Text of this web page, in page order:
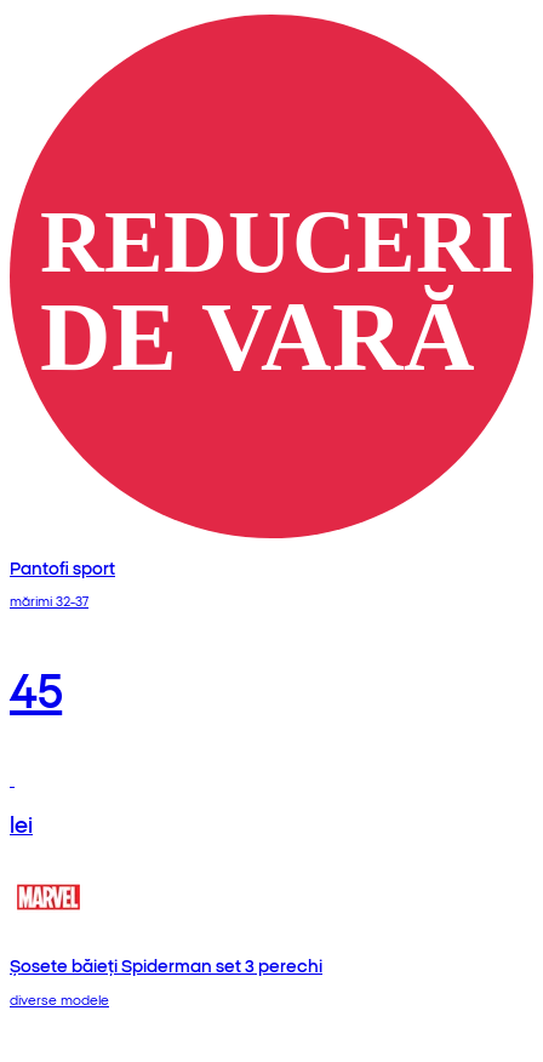
Pantofi sport
mărimi 32-37
45
lei
Șosete băieți Spiderman set 3 perechi
diverse modele